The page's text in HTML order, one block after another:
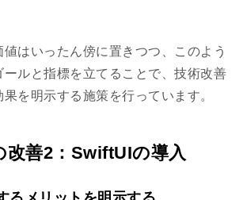
はいったん傍に置きつつ、このよう
ールと指標を立てることで、技術改善
を明示する施策を行っています。
改善2：SwiftUIの導入